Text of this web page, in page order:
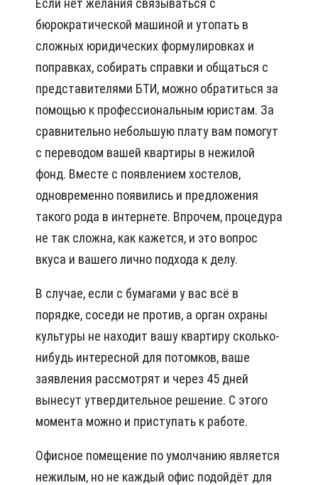
бюрократической машиной и утопать в
сложных юридических формулировках и
поправках, собирать справки и общаться с
представителями БТИ, можно обратиться за
помощью к профессиональным юристам. За
сравнительно небольшую плату вам помогут
с переводом вашей квартиры в нежилой
фонд. Вместе с появлением хостелов,
одновременно появились и предложения
такого рода в интернете. Впрочем, процедура
не так сложна, как кажется, и это вопрос
вкуса и вашего лично подхода к делу.
В случае, если с бумагами у вас всё в
порядке, соседи не против, а орган охраны
культуры не находит вашу квартиру сколько-
нибудь интересной для потомков, ваше
заявления рассмотрят и через 45 дней
вынесут утвердительное решение. С этого
момента можно и приступать к работе.
Офисное помещение по умолчанию является
нежилым, но не каждый офис подойдёт для